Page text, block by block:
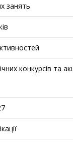
занять
конкурсів та